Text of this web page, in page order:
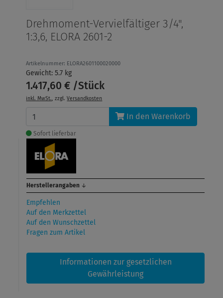
Drehmoment-Vervielfältiger 3/4",
1:3,6, ELORA 2601-2
Artikelnummer: ELORA2601100020000
Gewicht: 5.7 kg
1.417,60 € /Stück
inkl. MwSt., zzgl.Versandkosten
In den Warenkorb
Sofort lieferbar
Herstellerangaben ↓
Empfehlen
Auf den Merkzettel
Auf den Wunschzettel
Fragen zum Artikel
Informationen zur gesetzlichen
Gewährleistung